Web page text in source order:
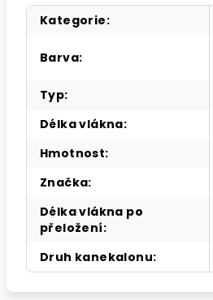
Kategorie:
Barva:
Typ:
Délka vlákna:
Hmotnost:
Značka:
Délka vlákna po
přeložení:
Druh kanekalonu: